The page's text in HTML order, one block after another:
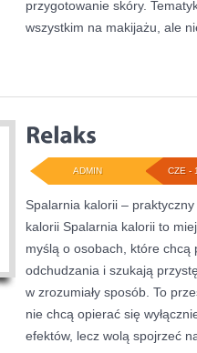
przygotowanie skóry.
wszystkim na makijażu, ale
CZE -
ADMIN
Spalarnia kalorii –
kalorii Spalarnia kalorii to
myślą o osobach, które chcą
odchudzania i szukają
w zrozumiały sposób. To
nie chcą opierać się
efektów, lecz wolą spojrzeć